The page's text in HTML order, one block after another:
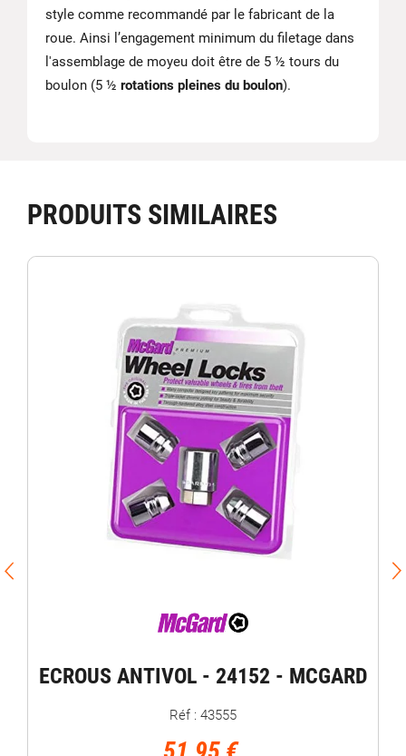
style comme recommandé par le fabricant de la
roue. Ainsi l’engagement minimum du filetage dans
l'assemblage de moyeu doit être de 5 ½ tours du
boulon (5 ½ rotations pleines du boulon).
PRODUITS SIMILAIRES
ANTIVOL - 24152 - MCGARD
Réf : 43555